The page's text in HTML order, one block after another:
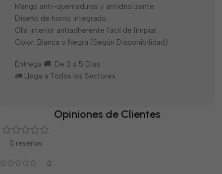
Mango anti-quemaduras y antideslizante.
Diseño de horno integrado.
Olla interior antiadherente fácil de limpiar.
Color: Blanca o Negra (Según Disponibilidad)
Entrega 🚚: De 3 a 5 Días
🚛 Llega a Todos los Sectores.
Opiniones de Clientes
0 reseñas
0